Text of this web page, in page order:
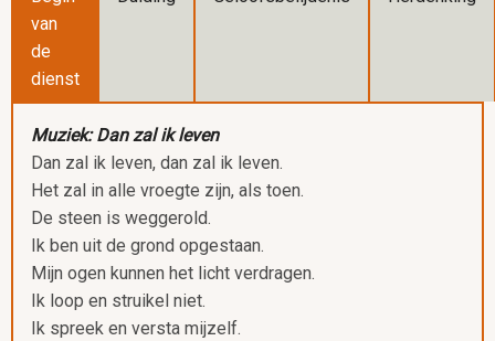
van
de
dienst
Muziek: Dan zal ik leven
Dan zal ik leven, dan zal ik leven.
Het zal in alle vroegte zijn, als toen.
De steen is weggerold.
Ik ben uit de grond opgestaan.
Mijn ogen kunnen het licht verdragen.
Ik loop en struikel niet.
Ik spreek en versta mijzelf.